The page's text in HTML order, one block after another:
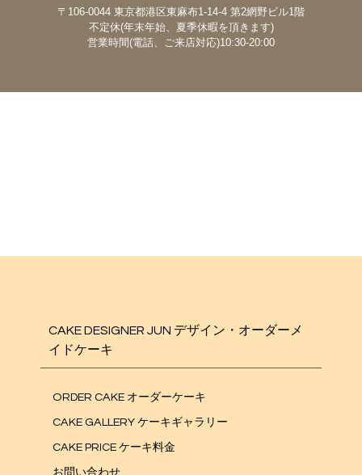
〒106-0044 東京都港区東麻布1-14-4 第2網野ビル1階
不定休(年末年始、夏季休暇を頂きます)
営業時間(電話、ご来店対応)10:30-20:00
CAKE DESIGNER JUN デザイン・オーダーメ
イドケーキ
ORDER CAKE オーダーケーキ
CAKE GALLERY ケーキギャラリー
CAKE PRICE ケーキ料金
お問い合わせ